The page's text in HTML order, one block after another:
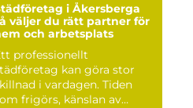
i Åkersberga
väljer du rätt partner för
och arbetsplats
professionellt
kan göra stor
i vardagen. Tiden
frigörs, känslan av